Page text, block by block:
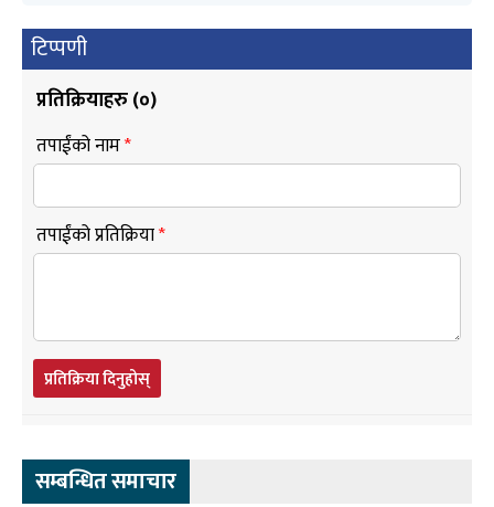
टिप्पणी
प्रतिक्रियाहरु (०)
तपाईंको नाम*
तपाईंको प्रतिक्रिया*
प्रतिक्रिया दिनुहोस्
सम्बन्धित समाचार